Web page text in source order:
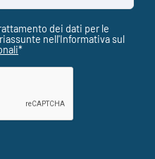
dei dati per le
nell'Informativa sul
*